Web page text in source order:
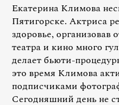
Екатерина Климова
Пятигорске. Актриса
здоровье, организовав
театра и кино много
делает бьюти-
это время Климова
подписчиками
Сегодняшний день не